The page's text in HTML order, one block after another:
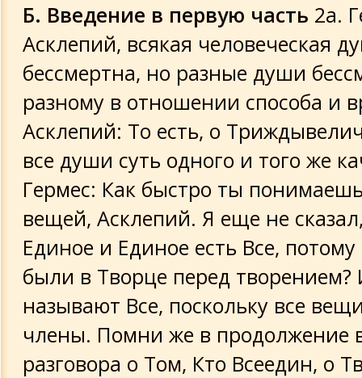
Б. Введение в первую часть 2а.
Асклепий, всякая человеческая
бессмертна, но разные души
разному в отношении способа и
Асклепий: То есть, о
все души суть одного и того же
Гермес: Как быстро ты
вещей, Асклепий. Я еще не
Единое и Единое есть Все,
были в Творце перед творением?
называют Все, поскольку все
члены. Помни же в продолжение
разговора о Том, Кто Всеедин, о